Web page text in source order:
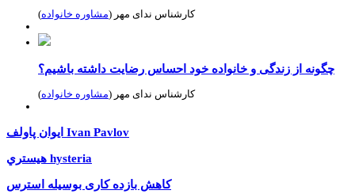
کارشناس ندای مهر (مشاوره خانواده)
چگونه از زندگی و خانواده خود احساس رضایت داشته باشیم؟
کارشناس ندای مهر (مشاوره خانواده)
ايوان پاولف Ivan Pavlov
هيستري hysteria
کاهش بازده کاری بوسیله استرس